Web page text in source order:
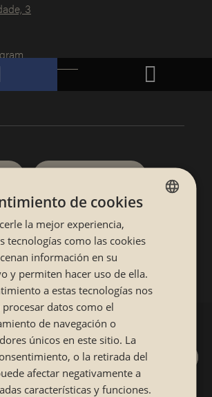
3
CATALÁN
de cookies
la mejor experiencia,
tecnologías como las cookies
información en su
y permiten hacer uso de ella.
a estas tecnologías nos
datos como el
de navegación o
únicos en este sitio. La
o la retirada del
afectar negativamente a
características y funciones.